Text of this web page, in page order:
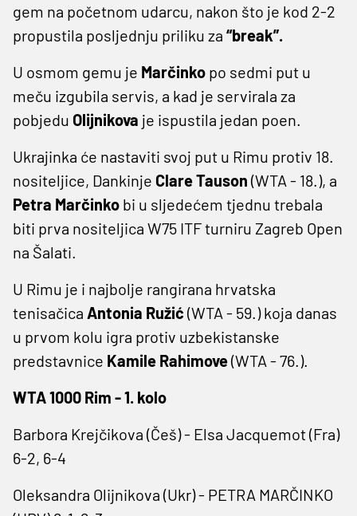
gem na početnom udarcu, nakon što je kod 2-2
propustila posljednju priliku za “break”.
U osmom gemu je Marčinko po sedmi put u
meču izgubila servis, a kad je servirala za
pobjedu Olijnikova je ispustila jedan poen.
Ukrajinka će nastaviti svoj put u Rimu protiv 18.
nositeljice, Dankinje Clare Tauson (WTA - 18.), a
Petra Marčinko bi u sljedećem tjednu trebala
biti prva nositeljica W75 ITF turniru Zagreb Open
na Šalati.
U Rimu je i najbolje rangirana hrvatska
tenisačica Antonia Ružić (WTA - 59.) koja danas
u prvom kolu igra protiv uzbekistanske
predstavnice Kamile Rahimove(WTA - 76.).
WTA 1000 Rim - 1. kolo
Barbora Krejčikova (Češ) - Elsa Jacquemot (Fra)
6-2, 6-4
Oleksandra Olijnikova (Ukr) - PETRA MARČINKO